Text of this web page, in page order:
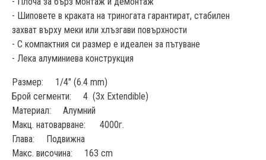
- Шиповете в краката на триногата гарантират, стабилен
захват върху меки или хлъзгави повърхности
- С компактния си размер е идеален за пътуване
- Лека алуминиева конструкция
Размер: 1/4" (6.4 mm)
Брой сегменти: 4 (3x Extendible)
Материал: Алумний
Макц. натоварване: 4000г.
Глава: Подвижна
Макс. височина: 163 cm